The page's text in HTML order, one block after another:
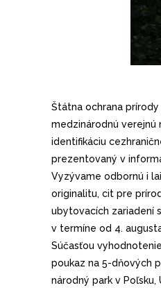
Štátna ochrana
medzinárodnú
identifikáciu
prezentovaný v
Vyzývame odbornú i
originalitu, cit pre
ubytovacích zariadení
v termíne od 4.
Súčasťou
poukaz na 5-dňových
národný park v